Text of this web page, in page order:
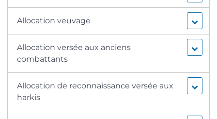
Allocation veuvage
Allocation versée aux anciens
combattants
Allocation de reconnaissance versée aux
harkis